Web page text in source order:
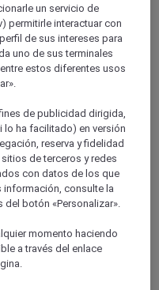
un servicio de
permitirle interactuar con
de sus intereses para
uno de sus terminales
estos diferentes usos
de publicidad dirigida,
lo ha facilitado) en versión
reserva y fidelidad
de terceros y redes
con datos de los que
información, consulte la
botón «Personalizar».
momento haciendo
a través del enlace